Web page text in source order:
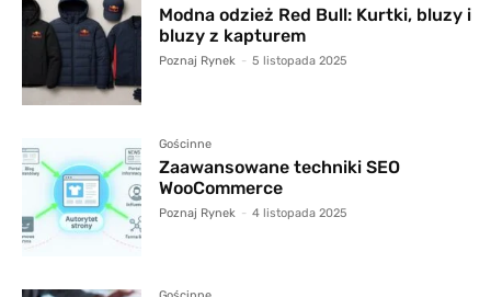
Modna odzież Red Bull: Kurtki, bluzy i
bluzy z kapturem
Poznaj Rynek - 5 listopada 2025
Gościnne
Zaawansowane techniki SEO
WooCommerce
Poznaj Rynek - 4 listopada 2025